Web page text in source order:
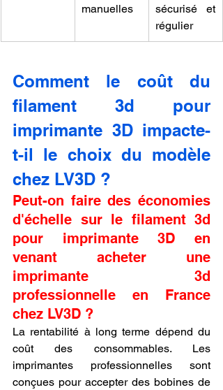
manuelles
sécurisé et
régulier
Comment le coût du
filament 3d pour
imprimante 3D impacte-
t-il le choix du modèle
chez LV3D ?
Peut-on faire des économies
d'échelle sur le filament 3d
pour imprimante 3D en
venant acheter une
imprimante 3d
professionnelle en France
chez LV3D ?
La rentabilité à long terme dépend du
coût des consommables. Les
imprimantes professionnelles sont
conçues pour accepter des bobines de